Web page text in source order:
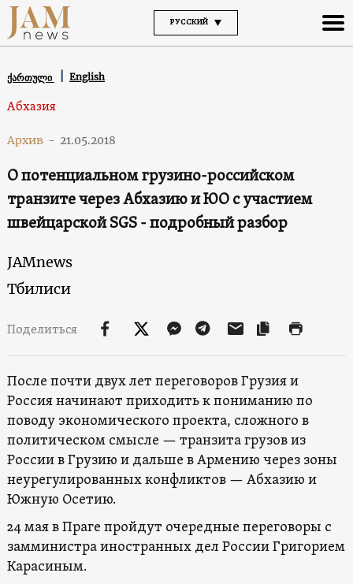
РУССКИЙ
ქართული English
Абхазия
Архив - 21.05.2018
О потенциальном грузино-российском
транзите через Абхазию и ЮО с участием
швейцарской SGS - подробный разбор
JAMnews
Тбилиси
Поделиться
После почти двух лет переговоров Грузия и
Россия начинают приходить к пониманию по
поводу экономического проекта, сложного в
политическом смысле — транзита грузов из
России в Грузию и дальше в Армению через зоны
неурегулированных конфликтов — Абхазию и
Южную Осетию.
24 мая в Праге пройдут очередные переговоры с
замминистра иностранных дел России Григорием
Карасиным.